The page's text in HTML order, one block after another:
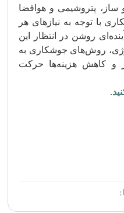
پتروشیمی و هوافضا
با توجه به نیازهای هر
روشن در انتظار این
روش‌های جوشکاری به
و کاهش هزینه‌ها حرکت
.